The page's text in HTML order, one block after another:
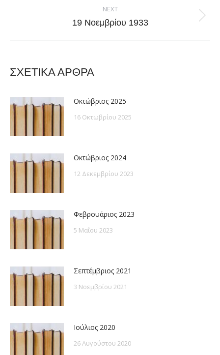
NEXT
Next
19 Νοεμβρίου 1933
ΣΧΕΤΙΚΑ ΑΡΘΡΑ
Οκτώβριος 2025
16 Οκτωβρίου 2025
Οκτώβριος 2024
12 Δεκεμβρίου 2023
Φεβρουάριος 2023
5 Μαΐου 2023
Σεπτέμβριος 2021
3 Νοεμβρίου 2021
Ιούλιος 2020
26 Αυγούστου 2020